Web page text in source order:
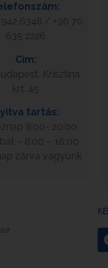
942 6348 / +36 70
635 2226
Cím:
Krisztina
krt. 45
tartás:
8:00- 20:00
– 8:00 – 16:00
zárva vagyunk